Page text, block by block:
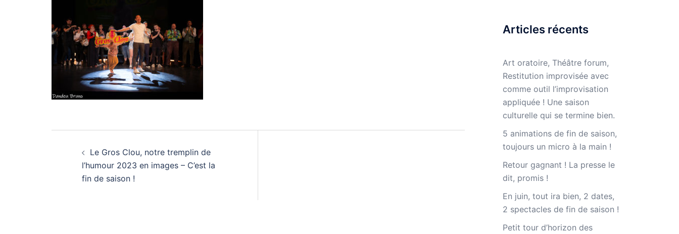
d’article
Le Gros Clou, notre tremplin de
l’humour 2023 en images – C’est la
fin de saison !
Articles récents
Art oratoire, Théâtre forum,
Restitution improvisée avec
comme outil l’improvisation
appliquée ! Une saison
culturelle qui se termine bien.
5 animations de fin de saison,
toujours un micro à la main !
Retour gagnant ! La presse le
dit, promis !
En juin, tout ira bien, 2 dates,
2 spectacles de fin de saison !
Petit tour d’horizon des